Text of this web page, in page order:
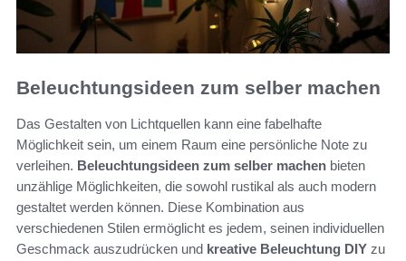
Beleuchtungsideen zum selber machen
Das Gestalten von Lichtquellen kann eine fabelhafte
Möglichkeit sein, um einem Raum eine persönliche Note zu
verleihen. Beleuchtungsideen zum selber machen bieten
unzählige Möglichkeiten, die sowohl rustikal als auch modern
gestaltet werden können. Diese Kombination aus
verschiedenen Stilen ermöglicht es jedem, seinen individuellen
Geschmack auszudrücken und kreative Beleuchtung DIY zu